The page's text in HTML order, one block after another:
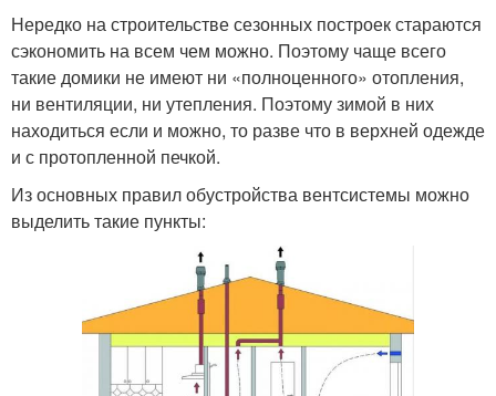
Нередко на строительстве сезонных построек стараются
сэкономить на всем чем можно. Поэтому чаще всего
такие домики не имеют ни «полноценного» отопления,
ни вентиляции, ни утепления. Поэтому зимой в них
находиться если и можно, то разве что в верхней одежде
и с протопленной печкой.
Из основных правил обустройства вентсистемы можно
выделить такие пункты: